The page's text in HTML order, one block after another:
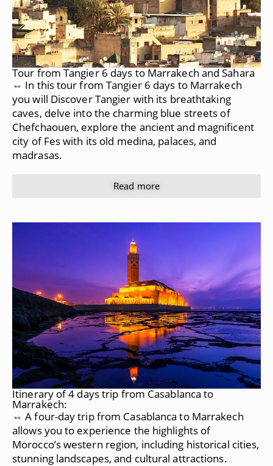
Tour from Tangier 6 days to Marrakech and Sahara
⇔ In this tour from Tangier 6 days to Marrakech
you will Discover Tangier with its breathtaking
caves, delve into the charming blue streets of
Chefchaouen, explore the ancient and magnificent
city of Fes with its old medina, palaces, and
madrasas.
Read more
Itinerary of 4 days trip from Casablanca to
Marrakech:
⇔ A four-day trip from Casablanca to Marrakech
allows you to experience the highlights of
Morocco’s western region, including historical cities,
stunning landscapes, and cultural attractions.